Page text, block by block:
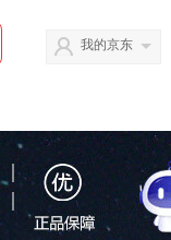
我的京东